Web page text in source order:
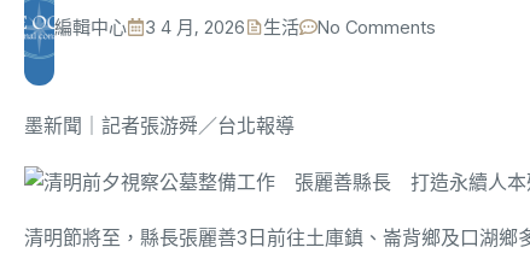
編輯中心 3 4 月, 2026 生活 No Comments
墨新聞 ｜記者張游舜／台北報導
清明節將至，縣長張麗善3日前往土庫鎮、崙背鄉及口湖